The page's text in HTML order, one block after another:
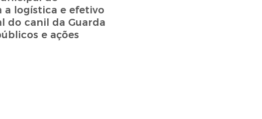
a logística e efetivo
do canil da Guarda
e ações